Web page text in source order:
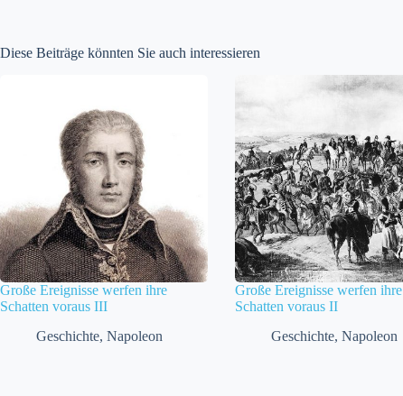
Diese Beiträge könnten Sie auch interessieren
Große Ereignisse werfen ihre
Schatten voraus III
Geschichte, Napoleon
Große Ereignisse werfen ihre
Schatten voraus II
Geschichte, Napoleon